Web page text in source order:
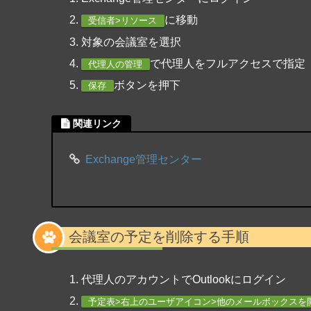
受信者>リソース
に移動
対象の会議室を選択
代理人の管理 で代理人をフルアクセスで指定
保存 ボタンを押下
関連リンク
Exchange管理センター
会議室の予定を削除する手順
代理人のアカウントでOutlookにログイン
予定表>右上のユーザアイコン>他のメールボックスを